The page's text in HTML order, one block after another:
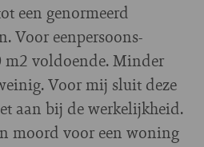
een genormeerd
Voor eenpersoons-
m2 voldoende. Minder
Voor mij sluit deze
aan bij de werkelijkheid.
moord voor een woning